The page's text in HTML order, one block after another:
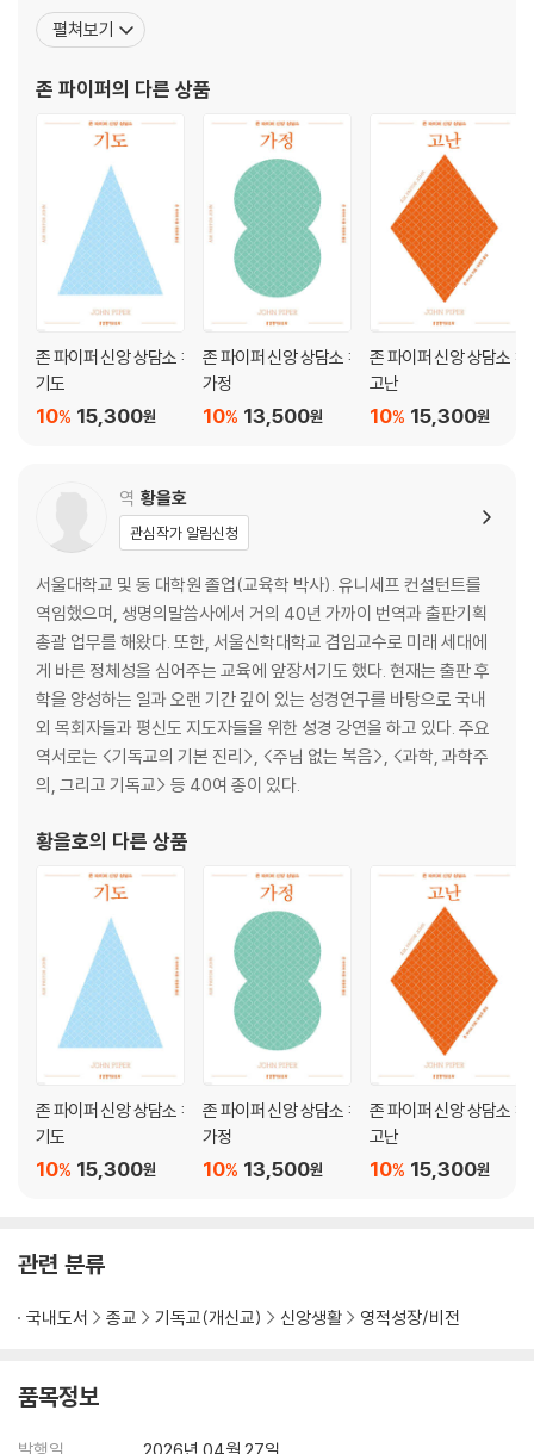
20 질병을 통해 어떻게 복음을 전할 수 있나요?
PART 3 신앙: 흔들리는 믿음의 질문에 답하다
21 제 삶을 막는 존재는 사탄인가요, 예수님인가요?
22 주권적이고 선하신 하나님이 어떻게 고통을 허락하실 수 있나요?
23 하나님은 어떻게 고난을 통해 고난에서 구원하시나요?
24 고난은 죄에 대한 하나님의 징계인가요?
25 가장 극심한 고난까지 어떻게 감사할 수 있나요?
26 끝없이 고된 삶, 어떻게 기쁨을 찾을 수 있을까요?
27 기도해도 고난이 계속될 때 어떻게 하나님께 보호를 구해야 하나요?
28 항상 기뻐하지 않으면 죄인가요?
29 자살한 사람도 천국에 갈 수 있나요?
30 하나님이 주권자시라면, 세상은 왜 고통으로 가득한가요?
『존 파이퍼 신앙 상담소 : 가정』
들어가는 글: 행복한 결혼 생활을 위한 우선순위가 무엇인가요?
PART 1 관계: 깨어진 마음의 질문에 답하다
1 상처가 많은 가정에서 자라도 괜찮을까요?
2 가족을 어떻게 용서해야 할까요?
3 존경스럽지 않은 부모님을 어떻게 공경할 수 있을까요?
4 신앙이 없는 가족과 어떻게 살아야 할까요?
5 회개하지 않는 가족을 어떻게 대해야 할까요?
6 이혼이 고민될 때, 어떻게 해야 할까요?
PART 2 언약: 흔들리는 사랑과 헌신의 질문에 답하다
8 가정에서 의로운 분노, 괜찮을까요?
10 사랑이 식으면 어떻게 해야 하나요?
11 배우자가 깊이 우울해할 때 어떻게 해야 하나요?
12 결혼 후 부모와의 관계는 어디까지가 적절할까요?
13 나이 들어가는 배우자를 어떻게 사랑하면 좋을까요?
PART 3 부르심: 소명과 삶의 질문에 답하다
14 부부가 같은 소명을 품어야 할까요?
15 자녀가 없는 가정에는 어떤 소망이 있나요?
17 일과 자녀 양육에 밀린 부부 관계를 어떻게 회복할까요?
18 한부모로 살아도 괜찮을까요?
PART 4 부모: 자녀 양육의 질문에 답하다
21 자녀가 믿지 않아 낙심될 때 어떻게 해야 할까요?
23 자녀의 훈육은 누가 맡아야 할까요?
26 십대 자녀를 둔 아버지는 어떤 역할을 해야 할까요?
나님을 기뻐하는 삶을 전하고 있다. 휘튼 칼리지(Wheaton Colleg
e)에서 문학과 철학을 전공했고, 풀러 신학교(Fuller Theological
ch
펼쳐보기
존 파이퍼의 다른 상품
존 파이퍼 신앙 상담소 :
기도
15,300원
10%
존 파이퍼 신앙 상담소 :
가정
13,500원
10%
존 파이퍼 신앙 상담소 :
고난
15,300원
10%
역 황을호
관심작가 알림신청
서울대학교 및 동 대학원 졸업(교육학 박사). 유니세프 컨설턴트를
역임했으며, 생명의말씀사에서 거의 40년 가까이 번역과 출판기획
총괄 업무를 해왔다. 또한, 서울신학대학교 겸임교수로 미래 세대에
게 바른 정체성을 심어주는 교육에 앞장서기도 했다. 현재는 출판 후
학을 양성하는 일과 오랜 기간 깊이 있는 성경연구를 바탕으로 국내
외 목회자들과 평신도 지도자들을 위한 성경 강연을 하고 있다. 주요
역서로는 <기독교의 기본 진리>, <주님 없는 복음>, <과학, 과학주
의, 그리고 기독교> 등 40여 종이 있다.
황을호의 다른 상품
존 파이퍼 신앙 상담소 :
기도
15,300원
10%
존 파이퍼 신앙 상담소 :
가정
13,500원
10%
존 파이퍼 신앙 상담소 :
고난
15,300원
10%
관련 분류
국내도서 종교 기독교(개신교) 신앙생활 영적성장/비전
품목정보